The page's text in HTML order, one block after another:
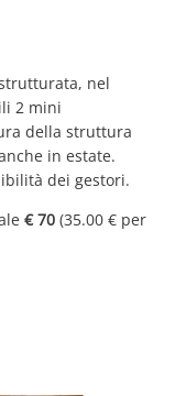
nel
2 mini
della struttura
in estate.
dei gestori.
€ 70 (35.00 € per